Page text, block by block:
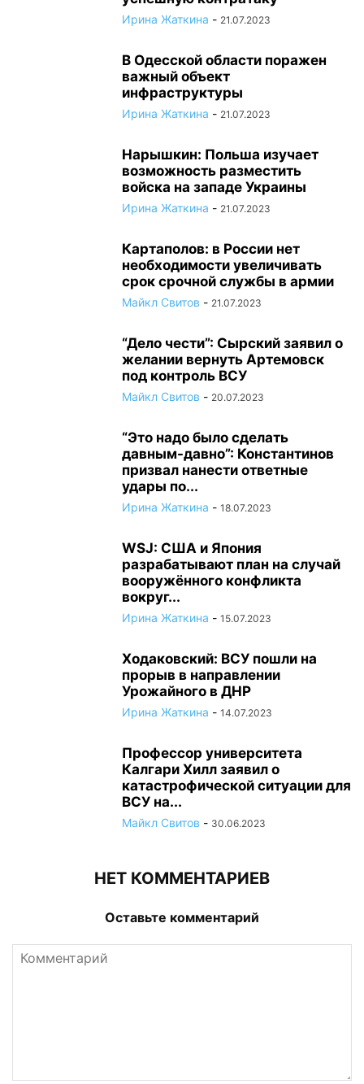
Ирина Жаткина - 21.07.2023
В Одесской области поражен
важный объект
инфраструктуры
Ирина Жаткина - 21.07.2023
Нарышкин: Польша изучает
возможность разместить
войска на западе Украины
Ирина Жаткина - 21.07.2023
Картаполов: в России нет
необходимости увеличивать
срок срочной службы в армии
Майкл Свитов - 21.07.2023
“Дело чести”: Сырский заявил о
желании вернуть Артемовск
под контроль ВСУ
Майкл Свитов - 20.07.2023
“Это надо было сделать
давным-давно”: Константинов
призвал нанести ответные
удары по...
Ирина Жаткина - 18.07.2023
WSJ: США и Япония
разрабатывают план на случай
вооружённого конфликта
вокруг...
Ирина Жаткина - 15.07.2023
Ходаковский: ВСУ пошли на
прорыв в направлении
Урожайного в ДНР
Ирина Жаткина - 14.07.2023
Профессор университета
Калгари Хилл заявил о
катастрофической ситуации для
ВСУ на...
Майкл Свитов - 30.06.2023
НЕТ КОММЕНТАРИЕВ
Оставьте комментарий